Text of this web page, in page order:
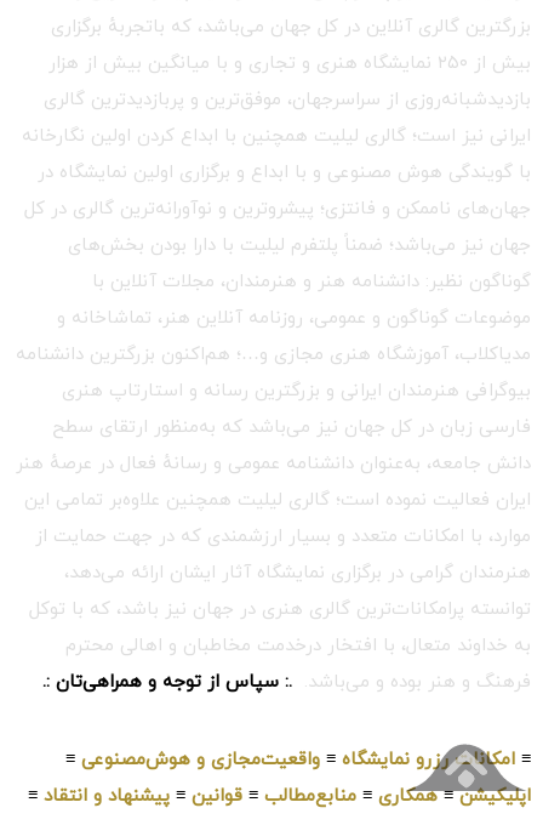
بزرگترین گالری آنلاین در کل جهان می‌باشد، که باتجربهٔ برگزاری
بیش از ۲۵۰ نمایشگاه هنری و تجاری و با میانگین بیش از هزار
بازدیدشبانه‌روزی از سراسرجهان، موفق‌ترین و پربازدیدترین گالری
ایرانی نیز است؛ گالری لیلیت همچنین با ابداع کردن اولین نگارخانه
با گویندگی هوش مصنوعی و با ابداع و برگزاری اولین نمایشگاه در
جهان‌های ناممکن و فانتزی؛ پیشروترین و نوآورانه‌ترین گالری در کل
جهان نیز می‌باشد؛ ضمناً پلتفرم لیلیت با دارا بودن بخش‌های
گوناگون نظیر: دانشنامه هنر و هنرمندان، مجلات آنلاین با
موضوعات گوناگون و عمومی، روزنامه آنلاین هنر، تماشاخانه و
مدیاکلاب، آموزشگاه هنری مجازی و…؛ هم‌اکنون بزرگترین دانشنامه
بیوگرافی هنرمندان ایرانی و بزرگترین رسانه و استارتاپ هنری
فارسی زبان در کل جهان نیز می‌باشد که به‌منظور ارتقای سطح
دانش جامعه، به‌عنوان دانشنامه عمومی و رسانهٔ فعال در عرصهٔ هنر
ایران فعالیت نموده است؛ گالری لیلیت همچنین علاوه‌بر تمامی این
موارد، با امکانات متعدد و بسیار ارزشمندی که در جهت حمایت از
هنرمندان گرامی در برگزاری نمایشگاه آثار ایشان ارائه می‌دهد،
توانسته پرامکانات‌ترین گالری هنری در جهان نیز باشد، که با توکل
به خداوند متعال، با افتخار درخدمت مخاطبان و اهالی محترم
فرهنگ و هنر بوده و می‌باشد. .: سپاس از توجه و همراهی‌تان :.
≡ امکانات رزرو نمایشگاه ≡ واقعیت‌مجازی و هوش‌مصنوعی ≡
اپلیکیشن≡همکاری ≡ منابع‌مطالب ≡ قوانین ≡ پیشنهاد و انتقاد ≡